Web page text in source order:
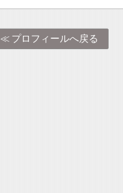
プロフィールへ戻る